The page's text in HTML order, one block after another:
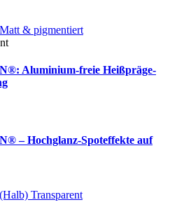
Matt & pigmentiert
Aluminium-freie Heißpräge-
– Hochglanz-Spoteffekte auf
(Halb) Transparent